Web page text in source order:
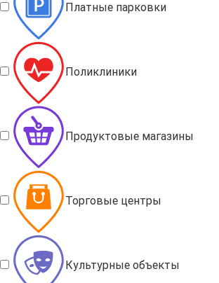
Платные парковки
Поликлиники
Продуктовые магазины
Торговые центры
Культурные объекты